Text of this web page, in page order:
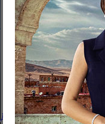
Доктор Тажина